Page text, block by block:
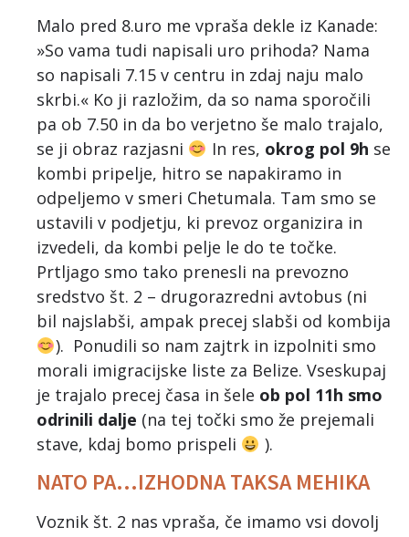
Malo pred 8.uro me vpraša dekle iz Kanade:
»So vama tudi napisali uro prihoda? Nama
so napisali 7.15 v centru in zdaj naju malo
skrbi.« Ko ji razložim, da so nama sporočili
pa ob 7.50 in da bo verjetno še malo trajalo,
se ji obraz razjasni
In res, okrog pol 9h se
kombi pripelje, hitro se napakiramo in
odpeljemo v smeri Chetumala. Tam smo se
ustavili v podjetju, ki prevoz organizira in
izvedeli, da kombi pelje le do te točke.
Prtljago smo tako prenesli na prevozno
sredstvo št. 2 – drugorazredni avtobus (ni
bil najslabši, ampak precej slabši od kombija
). Ponudili so nam zajtrk in izpolniti smo
morali imigracijske liste za Belize. Vseskupaj
je trajalo precej časa in šele ob pol 11h smo
odrinili dalje (na tej točki smo že prejemali
stave, kdaj bomo prispeli
).
NATO PA…IZHODNA TAKSA MEHIKA
Voznik št. 2 nas vpraša, če imamo vsi dovolj